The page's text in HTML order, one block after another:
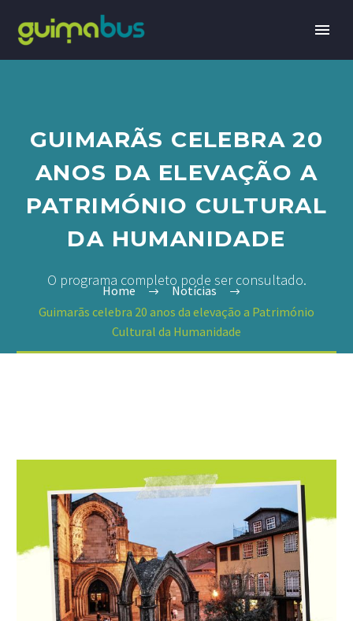
GUIMARÃS CELEBRA 20
ANOS DA ELEVAÇÃO A
PATRIMÓNIO CULTURAL
DA HUMANIDADE
O programa completo pode ser consultado.
Home
Notícias
Guimarãs celebra 20 anos da elevação a Património
Cultural da Humanidade